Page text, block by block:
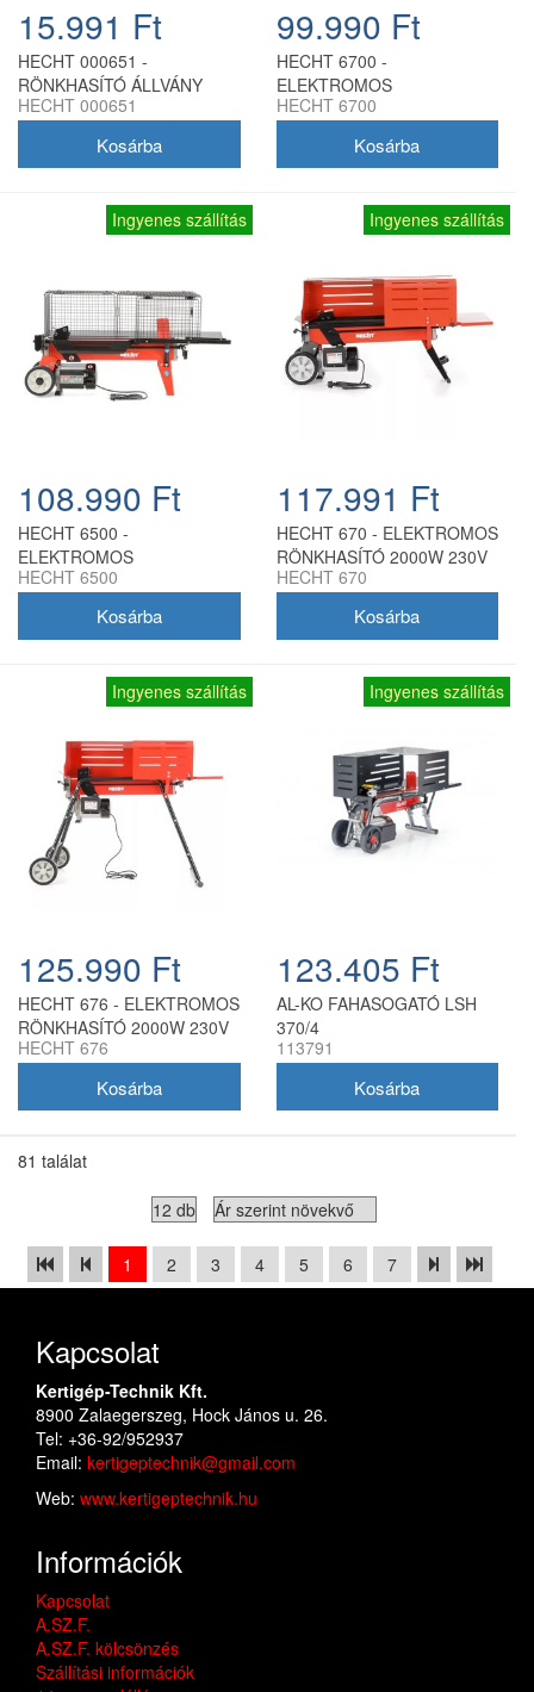
15.991 Ft
HECHT 000651 -
RÖNKHASÍTÓ ÁLLVÁNY
HECHT 6500-HOZ
HECHT 000651
99.990 Ft
HECHT 6700 -
ELEKTROMOS
RÖNKHASÍTÓ 2000W 230V
HECHT 6700
Ingyenes szállítás
108.990 Ft
HECHT 6500 -
ELEKTROMOS
RÖNKHASÍTÓ 2200W 230V
HECHT 6500
Ingyenes szállítás
117.991 Ft
HECHT 670 - ELEKTROMOS
RÖNKHASÍTÓ 2000W 230V
7T
HECHT 670
Ingyenes szállítás
125.990 Ft
HECHT 676 - ELEKTROMOS
RÖNKHASÍTÓ 2000W 230V
7T
HECHT 676
Ingyenes szállítás
123.405 Ft
AL-KO FAHASOGATÓ LSH
370/4
113791
81 találat
1 2 3 4 5 6 7
Kapcsolat
Kertigép-Technik Kft.
8900 Zalaegerszeg, Hock János u. 26.
Tel: +36-92/952937
Email: kertigeptechnik@gmail.com
Web: www.kertigeptechnik.hu
Információk
Kapcsolat
A.SZ.F.
A.SZ.F. kölcsönzés
Szállítási információk